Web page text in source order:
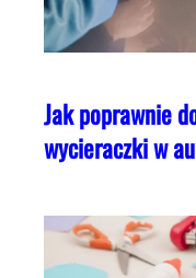
Jak poprawnie
wycieraczki w